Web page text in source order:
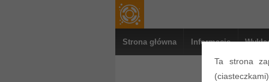
Ta strona
Strona główna Informacje